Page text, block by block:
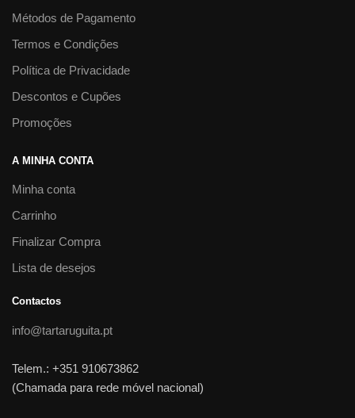
Métodos de Pagamento
Termos e Condições
Política de Privacidade
Descontos e Cupões
Promoções
A MINHA CONTA
Minha conta
Carrinho
Finalizar Compra
Lista de desejos
Contactos
info@tartaruguita.pt
Telem.: +351 910673862
(Chamada para rede móvel nacional)